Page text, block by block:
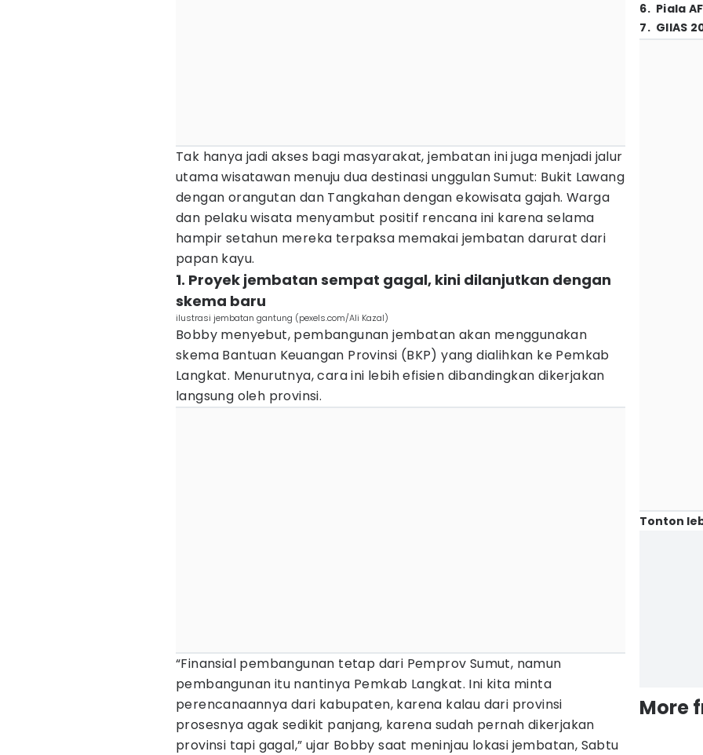
Tak hanya jadi akses bagi masyarakat, jembatan ini juga menjadi jalur
utama wisatawan menuju dua destinasi unggulan Sumut: Bukit Lawang
dengan orangutan dan Tangkahan dengan ekowisata gajah. Warga
dan pelaku wisata menyambut positif rencana ini karena selama
hampir setahun mereka terpaksa memakai jembatan darurat dari
papan kayu.
1. Proyek jembatan sempat gagal, kini dilanjutkan dengan
skema baru
ilustrasi jembatan gantung (pexels.com/Ali Kazal)
Bobby menyebut, pembangunan jembatan akan menggunakan
skema Bantuan Keuangan Provinsi (BKP) yang dialihkan ke Pemkab
Langkat. Menurutnya, cara ini lebih efisien dibandingkan dikerjakan
langsung oleh provinsi.
“Finansial pembangunan tetap dari Pemprov Sumut, namun
pembangunan itu nantinya Pemkab Langkat. Ini kita minta
perencanaannya dari kabupaten, karena kalau dari provinsi
prosesnya agak sedikit panjang, karena sudah pernah dikerjakan
provinsi tapi gagal,” ujar Bobby saat meninjau lokasi jembatan, Sabtu
6. Piala
7. GIIAS
Tonton
More